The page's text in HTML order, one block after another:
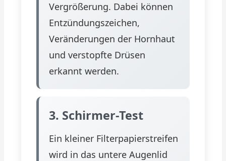
Vergrößerung. Dabei können
Entzündungszeichen,
Veränderungen der Hornhaut
und verstopfte Drüsen
erkannt werden.
3. Schirmer-Test
Ein kleiner Filterpapierstreifen
wird in das untere Augenlid